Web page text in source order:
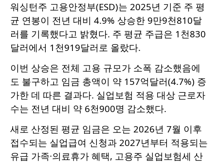
워싱턴주 고용안정부(ESD)는 2025년 기준 주 평
균 연봉이 전년 대비 4.9% 상승한 9만9천810달
러를 기록했다고 밝혔다. 주 평균 주급은 1천830
달러에서 1천919달러로 올랐다.
이번 상승은 전체 고용 규모가 소폭 감소했음에
도 불구하고 임금 총액이 약 157억달러(4.7%) 증
가한 데 따른 결과다. 실업보험 적용 대상 근로자
수는 전년 대비 약 6천900명 감소했다.
새로 산정된 평균 임금은 오는 2026년 7월 이후
접수되는 실업급여 신청과 2027년부터 적용되는
유급 가족·의료휴가 혜택, 고용주 실업보험세 산